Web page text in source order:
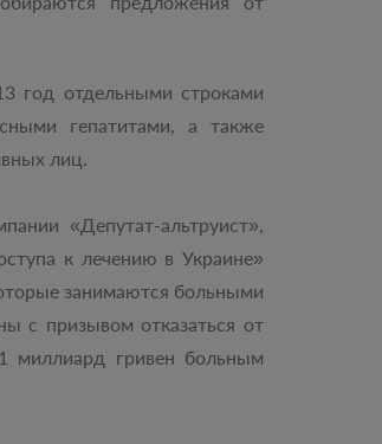
год отдельными строками
гепатитами, а также
лиц.
«Депутат-альтруист»,
к лечению в Украине»
занимаются больными
с призывом отказаться от
миллиард гривен больным